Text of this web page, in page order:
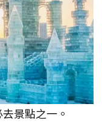
去景點之一。